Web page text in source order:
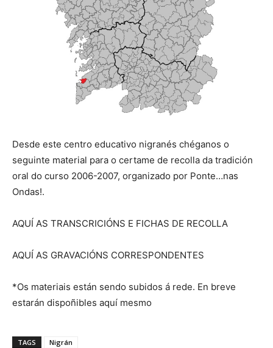
Desde este centro educativo nigranés chéganos o
seguinte material para o certame de recolla da tradición
oral do curso 2006-2007, organizado por Ponte…nas
Ondas!.
AQUÍ AS TRANSCRICIÓNS E FICHAS DE RECOLLA
AQUÍ AS GRAVACIÓNS CORRESPONDENTES
*Os materiais están sendo subidos á rede. En breve
estarán dispoñibles aquí mesmo
TAGS Nigrán